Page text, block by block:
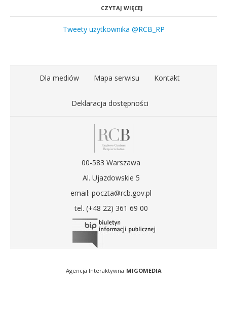
CZYTAJ WIĘCEJ
Tweety użytkownika @RCB_RP
Dla mediów Mapa serwisu Kontakt
Deklaracja dostępności
00-583 Warszawa
Al. Ujazdowskie 5
email: poczta@rcb.gov.pl
tel. (+48 22) 361 69 00
Agencja Interaktywna MIGOMEDIA